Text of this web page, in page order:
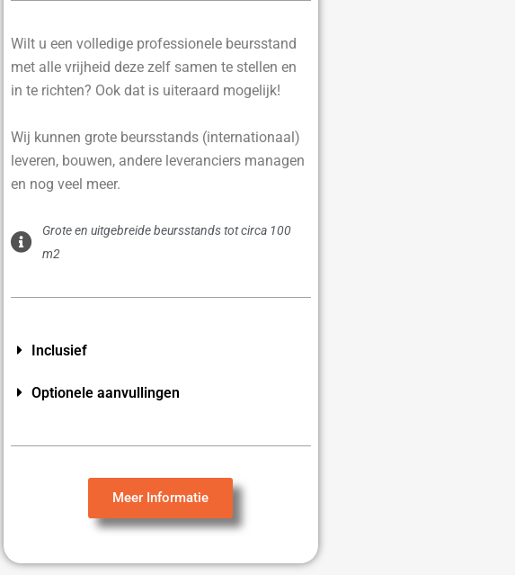
Wilt u een volledige professionele beursstand
met alle vrijheid deze zelf samen te stellen en
in te richten? Ook dat is uiteraard mogelijk!
Wij kunnen grote beursstands (internationaal)
leveren, bouwen, andere leveranciers managen
en nog veel meer.
Grote en uitgebreide beursstands tot circa 100
m2
Inclusief
Optionele aanvullingen
Meer Informatie